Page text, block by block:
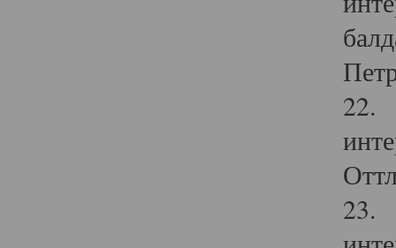
22.
23.